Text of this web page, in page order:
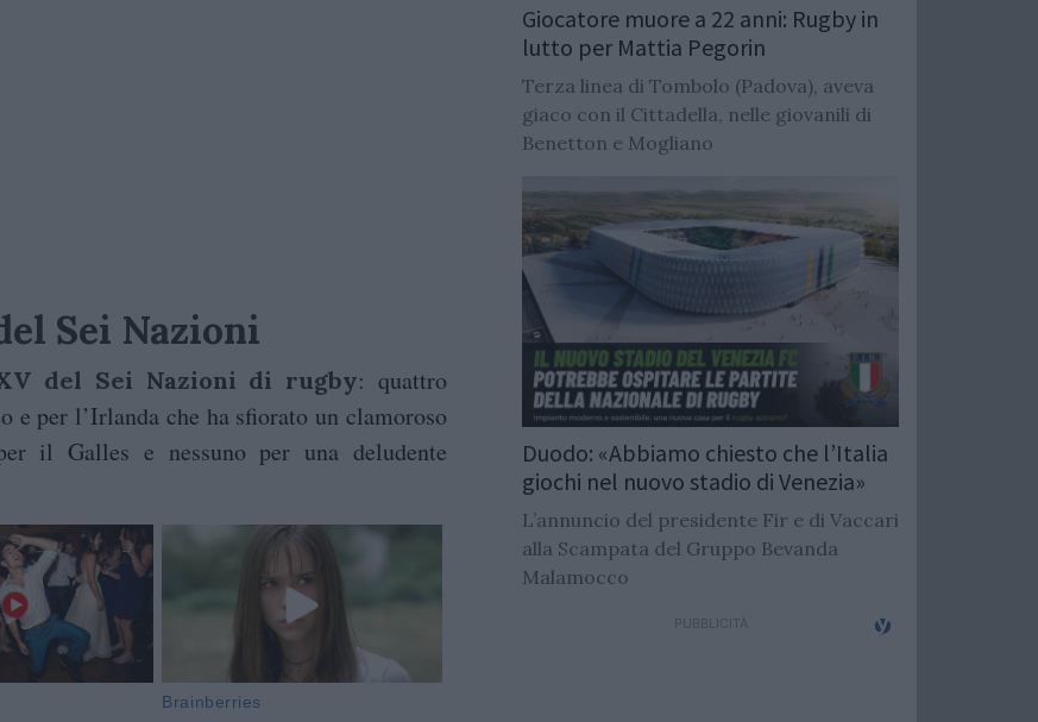
Sei Nazioni
del Sei Nazioni di rugby: quattro
per l’Irlanda che ha sfiorato un clamoroso
il Galles e nessuno per una deludente
Giocatore muore a 22 anni: Rugby in
lutto per Mattia Pegorin
Terza linea di Tombolo (Padova), aveva
giaco con il Cittadella, nelle giovanili di
Benetton e Mogliano
Duodo: «Abbiamo chiesto che l’Italia
giochi nel nuovo stadio di Venezia»
L’annuncio del presidente Fir e di Vaccari
alla Scampata del Gruppo Bevanda
Malamocco